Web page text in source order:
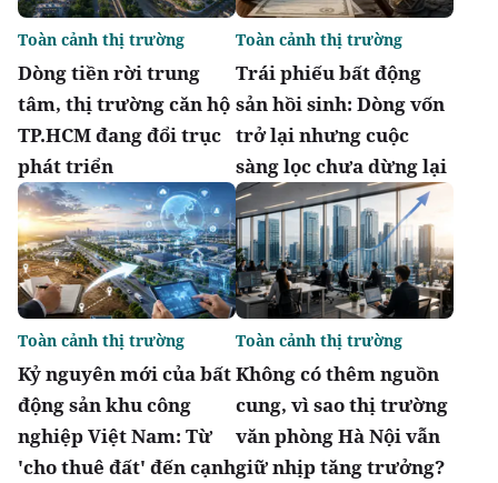
Dòng tiền rời trung
tâm, thị trường căn hộ
TP.HCM đang đổi trục
phát triển
Toàn cảnh thị trường
Trái phiếu bất động
sản hồi sinh: Dòng vốn
trở lại nhưng cuộc
sàng lọc chưa dừng lại
Toàn cảnh thị trường
Kỷ nguyên mới của bất
động sản khu công
nghiệp Việt Nam: Từ
'cho thuê đất' đến cạnh
Toàn cảnh thị trường
Không có thêm nguồn
cung, vì sao thị trường
văn phòng Hà Nội vẫn
giữ nhịp tăng trưởng?
Toàn cảnh thị trường